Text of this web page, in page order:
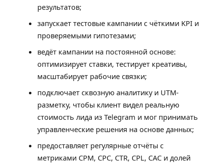
результатов;
запускает тестовые кампании с чёткими KPI и
проверяемыми гипотезами;
ведёт кампании на постоянной основе:
оптимизирует ставки, тестирует креативы,
масштабирует рабочие связки;
подключает сквозную аналитику и UTM-
разметку, чтобы клиент видел реальную
стоимость лида из Telegram и мог принимать
управленческие решения на основе данных;
предоставляет регулярные отчёты с
метриками CPM, CPC, CTR, CPL, CAC и долей